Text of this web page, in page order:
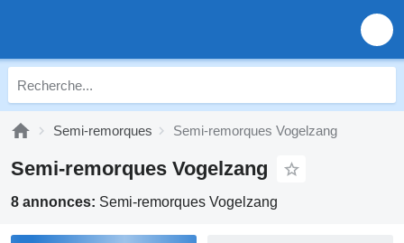
Semi-remorques Semi-remorques Vogelzang
Semi-remorques Vogelzang
8 annonces: Semi-remorques Vogelzang